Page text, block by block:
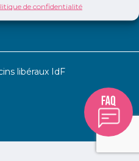
de confidentialité
libéraux IdF